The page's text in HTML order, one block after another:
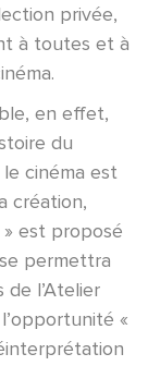
privée,
à toutes et à
en effet,
du
cinéma est
création,
est proposé
permettra
l’Atelier
«